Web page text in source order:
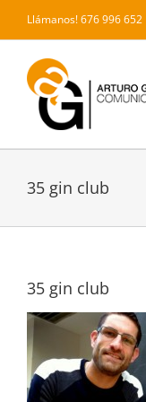
contenido
Llámanos! 676 996 652
35 gin club
35 gin club